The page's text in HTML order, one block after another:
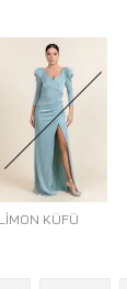
LİMON KÜFÜ